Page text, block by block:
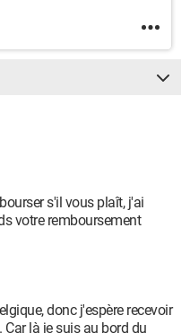
s'il vous plaît, j'ai
votre remboursement
donc j'espère recevoir
là je suis au bord du